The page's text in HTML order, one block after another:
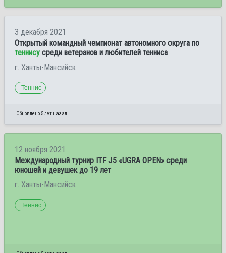
3 декабря 2021
Открытый командный чемпионат автономного округа по
теннису среди ветеранов и любителей тенниса
г. Ханты-Мансийск
Теннис
Обновлено 5 лет назад
12 ноября 2021
Международный турнир ITF J5 «UGRA OPEN» среди
юношей и девушек до 19 лет
г. Ханты-Мансийск
Теннис